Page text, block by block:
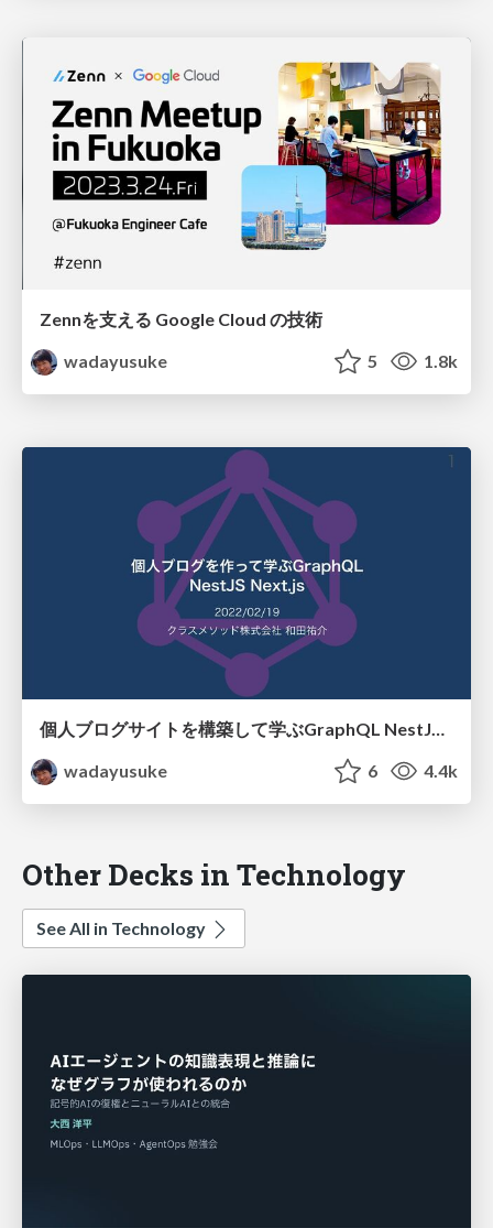
Zennを支える Google Cloud の技術
wadayusuke
5 1.8k
個人ブログサイトを構築して学ぶGraphQL NestJSとNext.js使うよ！ / graphql nestjs nextjs bootcamp
wadayusuke
6 4.4k
Other Decks in Technology
See All in Technology